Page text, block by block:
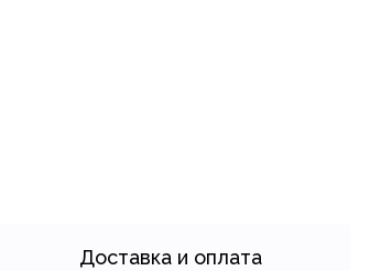
Доставка и оплата